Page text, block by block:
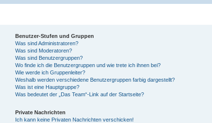
Benutzer-Stufen und Gruppen
Was sind Administratoren?
Was sind Moderatoren?
Was sind Benutzergruppen?
Wo finde ich die Benutzergruppen und wie trete ich ihnen bei?
Wie werde ich Gruppenleiter?
Weshalb werden verschiedene Benutzergruppen farbig dargestellt?
Was ist eine Hauptgruppe?
Was bedeutet der „Das Team“-Link auf der Startseite?
Private Nachrichten
Ich kann keine Privaten Nachrichten verschicken!